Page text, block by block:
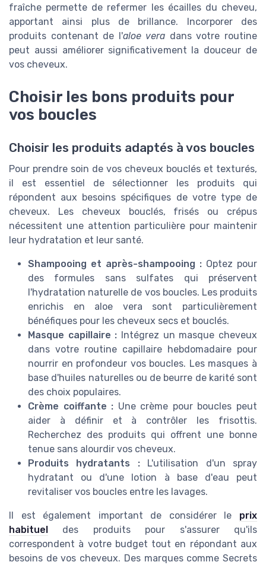
fraîche permette de refermer les écailles du cheveu,
apportant ainsi plus de brillance. Incorporer des
produits contenant de l'aloe vera dans votre routine
peut aussi améliorer significativement la douceur de
vos cheveux.
Choisir les bons produits pour
vos boucles
Choisir les produits adaptés à vos boucles
Pour prendre soin de vos cheveux bouclés et texturés,
il est essentiel de sélectionner les produits qui
répondent aux besoins spécifiques de votre type de
cheveux. Les cheveux bouclés, frisés ou crépus
nécessitent une attention particulière pour maintenir
leur hydratation et leur santé.
Shampooing et après-shampooing : Optez pour
des formules sans sulfates qui préservent
l'hydratation naturelle de vos boucles. Les produits
enrichis en aloe vera sont particulièrement
bénéfiques pour les cheveux secs et bouclés.
Masque capillaire : Intégrez un masque cheveux
dans votre routine capillaire hebdomadaire pour
nourrir en profondeur vos boucles. Les masques à
base d'huiles naturelles ou de beurre de karité sont
des choix populaires.
Crème coiffante : Une crème pour boucles peut
aider à définir et à contrôler les frisottis.
Recherchez des produits qui offrent une bonne
tenue sans alourdir vos cheveux.
Produits hydratants :L'utilisation d'un spray
hydratant ou d'une lotion à base d'eau peut
revitaliser vos boucles entre les lavages.
Il est également important de considérer le prix
habituel des produits pour s'assurer qu'ils
correspondent à votre budget tout en répondant aux
besoins de vos cheveux. Des marques comme Secrets